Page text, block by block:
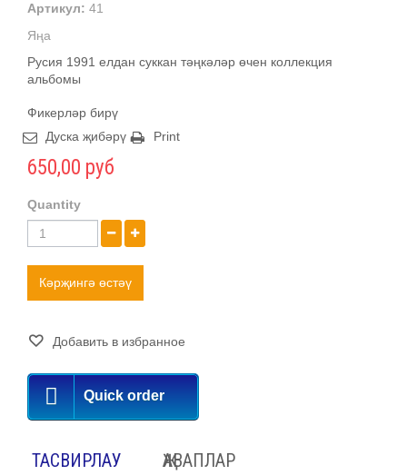
Артикул: 41
Яңа
Русия 1991 елдан суккан тәңкәләр өчен коллекция
альбомы
Фикерләр бирү
Дуска җибәрү
Print
650,00 руб
Quantity
Кәрҗингә өстәү
Добавить в избранное
Quick order
ТАСВИРЛАУ
ҖАВАПЛАР